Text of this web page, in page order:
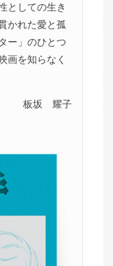
としての生き
かれた愛と孤
ー」のひとつ
画を知らなく
板坂 耀子